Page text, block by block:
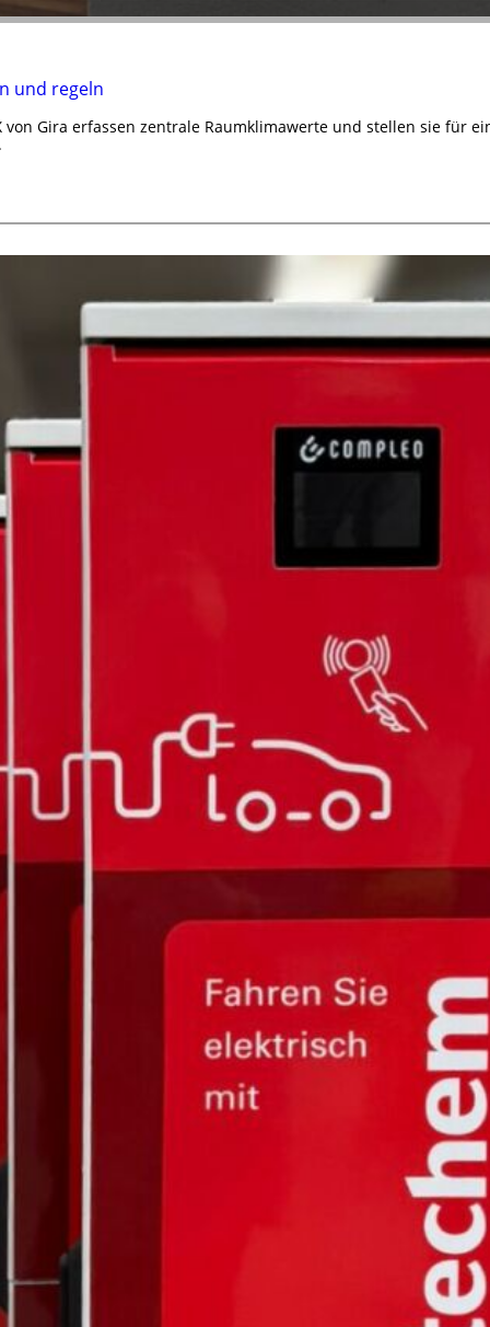
und regeln
von Gira erfassen zentrale Raumklimawerte und stellen sie für